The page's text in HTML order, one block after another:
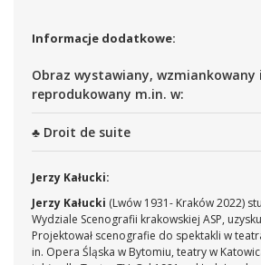
Informacje dodatkowe:
Obraz wystawiany, wzmiankowany i
reprodukowany m.in. w:
♣ Droit de suite
Jerzy Kałucki:
Jerzy Kałucki (Lwów 1931- Kraków 2022)
Wydziale Scenografii krakowskiej ASP,
Projektował scenografie do spektakli w
in. Opera Śląska w Bytomiu, teatry w